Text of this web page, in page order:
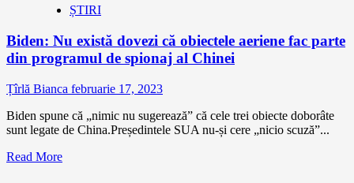
ȘTIRI
Biden: Nu există dovezi că obiectele aeriene fac parte
din programul de spionaj al Chinei
Țîrlă Bianca februarie 17, 2023
Biden spune că „nimic nu sugerează” că cele trei obiecte doborâte
sunt legate de China.Președintele SUA nu-și cere „nicio scuză”...
Read More